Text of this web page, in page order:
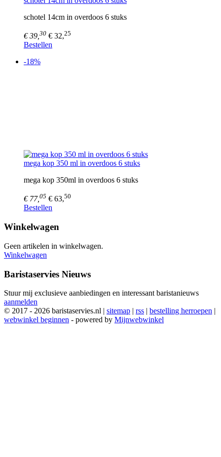
schotel 14cm in overdoos 6 stuks
€ 39, 30 € 32,25
Bestellen
-18%
mega kop 350 ml in overdoos 6 stuks
mega kop 350ml in overdoos 6 stuks
€ 77, 05 € 63,50
Bestellen
Winkelwagen
Geen artikelen in winkelwagen.
Winkelwagen
Baristaservies Nieuws
Stuur mij exclusieve aanbiedingen en interessant baristanieuws
aanmelden
© 2017 - 2026 baristaservies.nl | sitemap | rss | bestelling herroepen |
webwinkel beginnen - powered by Mijnwebwinkel